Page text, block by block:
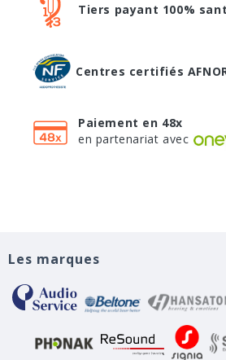
Tiers payant 100%
Centres certifiés
Paiement en 48x
en partenariat avec
Les marques